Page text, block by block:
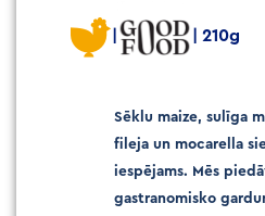
| 210g
Sēklu maize, sulīga
fileja un mocarella
iespējams. Mēs
gastranomisko